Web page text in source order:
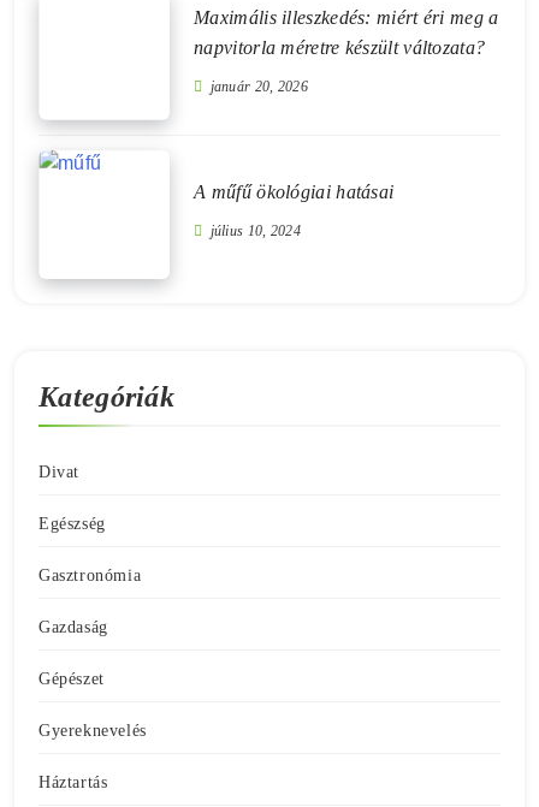
Maximális illeszkedés: miért éri meg a
napvitorla méretre készült változata?
január 20, 2026
A műfű ökológiai hatásai
július 10, 2024
Kategóriák
Divat
Egészség
Gasztronómia
Gazdaság
Gépészet
Gyereknevelés
Háztartás